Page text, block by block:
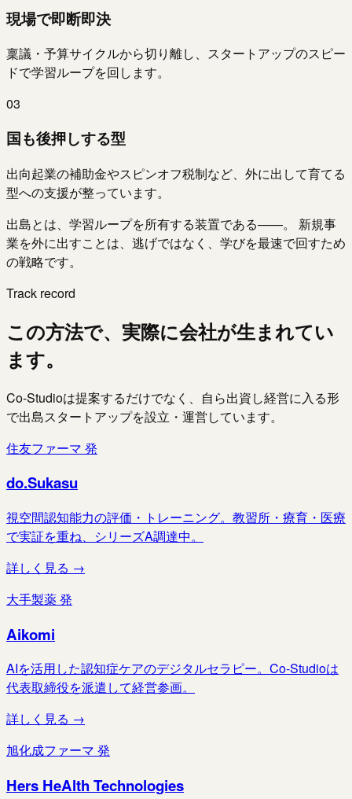
現場で即断即決
稟議・予算サイクルから切り離し、スタートアップのスピー
ドで学習ループを回します。
03
国も後押しする型
出向起業の補助金やスピンオフ税制など、外に出して育てる
型への支援が整っています。
出島とは、学習ループを所有する装置である——。 新規事
業を外に出すことは、逃げではなく、学びを最速で回すため
の戦略です。
Track record
この方法で、実際に会社が生まれてい
ます。
Co-Studioは提案するだけでなく、自ら出資し経営に入る形
で出島スタートアップを設立・運営しています。
住友ファーマ 発
do.Sukasu
視空間認知能力の評価・トレーニング。教習所・療育・医療
で実証を重ね、シリーズA調達中。
詳しく見る →
大手製薬 発
Aikomi
AIを活用した認知症ケアのデジタルセラピー。Co-Studioは
代表取締役を派遣して経営参画。
詳しく見る →
旭化成ファーマ 発
Hers HeAlth Technologies